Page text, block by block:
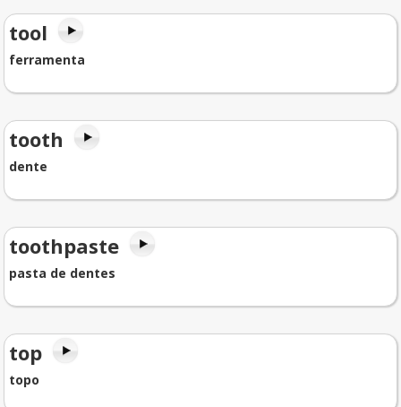
tool
ferramenta
tooth
dente
toothpaste
pasta de dentes
top
topo